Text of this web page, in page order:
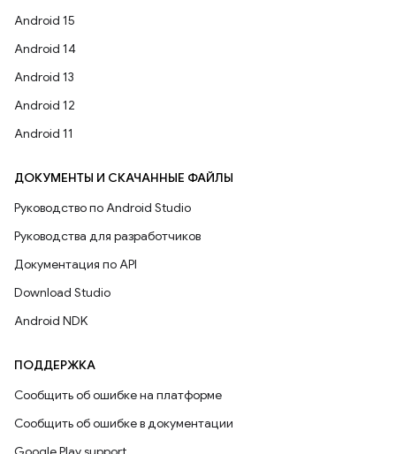
Android 15
Android 14
Android 13
Android 12
Android 11
ДОКУМЕНТЫ И СКАЧАННЫЕ ФАЙЛЫ
Руководство по Android Studio
Руководства для разработчиков
Документация по API
Download Studio
Android NDK
ПОДДЕРЖКА
Сообщить об ошибке на платформе
Сообщить об ошибке в документации